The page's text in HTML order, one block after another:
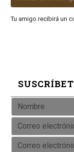
Tu amigo recibirá un